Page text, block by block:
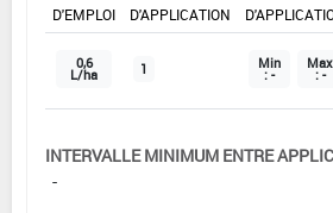
D'EMPLOI
D'APPLICATION
0,6
L/ha 1 Min
: -
Max
: -
INTERVALLE MINIMUM ENTRE
-